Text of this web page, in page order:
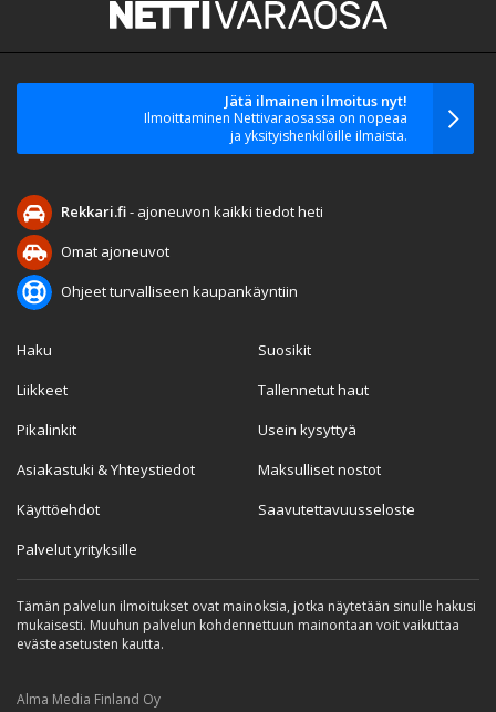
Jätä ilmainen ilmoitus nyt!
Ilmoittaminen Nettivaraosassa on nopeaa
ja yksityishenkilöille ilmaista.
Rekkari.fi- ajoneuvon kaikki tiedot heti
Omat ajoneuvot
Ohjeet turvalliseen kaupankäyntiin
Haku
Liikkeet
Pikalinkit
Asiakastuki & Yhteystiedot
Käyttöehdot
Palvelut yrityksille
Suosikit
Tallennetut haut
Usein kysyttyä
Maksulliset nostot
Saavutettavuusseloste
Tämän palvelun ilmoitukset ovat mainoksia, jotka näytetään sinulle hakusi
mukaisesti. Muuhun palvelun kohdennettuun mainontaan voit vaikuttaa
evästeasetusten kautta.
Alma Media Finland Oy